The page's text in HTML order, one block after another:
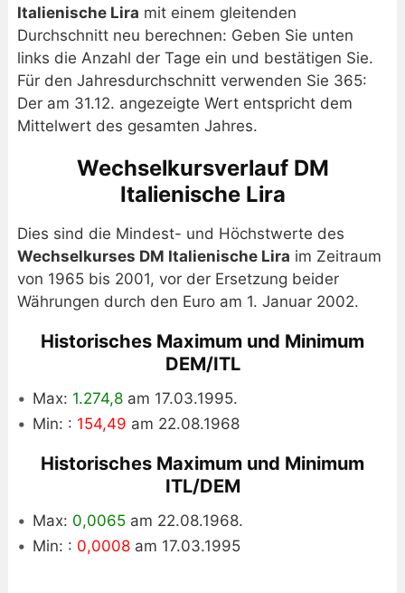
Italienische Lira mit einem gleitenden
Durchschnitt neu berechnen: Geben Sie unten
links die Anzahl der Tage ein und bestätigen Sie.
Für den Jahresdurchschnitt verwenden Sie 365:
Der am 31.12. angezeigte Wert entspricht dem
Mittelwert des gesamten Jahres.
Wechselkursverlauf DM
Italienische Lira
Dies sind die Mindest- und Höchstwerte des
Wechselkurses DM Italienische Lira im Zeitraum
von 1965 bis 2001, vor der Ersetzung beider
Währungen durch den Euro am 1. Januar 2002.
Historisches Maximum und Minimum
DEM/ITL
Max: 1.274,8am 17.03.1995.
Min: : 154,49 am 22.08.1968
Historisches Maximum und Minimum
ITL/DEM
Max: 0,0065am 22.08.1968.
Min: : 0,0008am 17.03.1995